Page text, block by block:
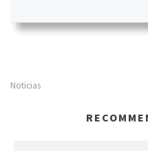
Noticias